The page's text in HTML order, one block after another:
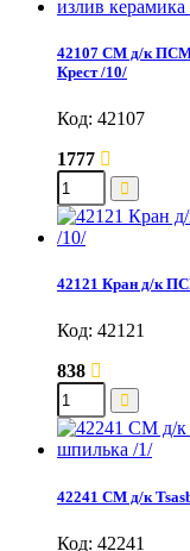
42107 СМ д/к ПСМ
Крест /10/
Код: 42107
1777
42121 Кран д/к
Код: 42121
838
42241 СМ д/к
Код: 42241